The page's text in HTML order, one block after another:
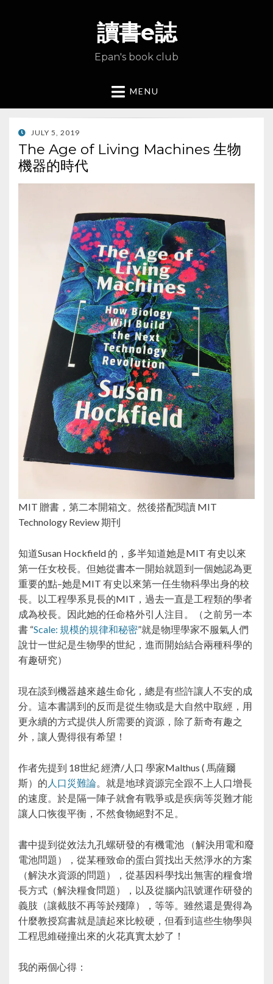
讀書e誌
Epan's book club
MENU
POSTED
ON
JULY 5, 2019
The Age of Living Machines 生物
機器的時代
MIT 贈書，第二本開箱文。然後搭配閱讀 MIT
Technology Review 期刊
知道Susan Hockfield 的，多半知道她是MIT 有史以來
第一任女校長。但她從書本一開始就題到一個她認為更
重要的點–她是MIT 有史以來第一任生物科學出身的校
長。以工程學系見長的MIT，過去一直是工程類的學者
成為校長。因此她的任命格外引人注目。（之前另一本
書 “Scale: 規模的規律和秘密”就是物理學家不服氣人們
說廿一世紀是生物學的世紀，進而開始結合兩種科學的
有趣研究）
現在談到機器越來越生命化，總是有些許讓人不安的成
分。這本書講到的反而是從生物或是大自然中取經，用
更永續的方式提供人所需要的資源，除了新奇有趣之
外，讓人覺得很有希望！
作者先提到 18世紀 經濟/人口 學家Malthus ( 馬薩爾
斯）的 人口災難論 。就是地球資源完全跟不上人口增長
的速度。於是隔一陣子就會有戰爭或是疾病等災難才能
讓人口恢復平衡，不然食物絕對不足。
書中提到從效法九孔螺研發的有機電池 （解決用電和廢
電池問題），從某種致命的蛋白質找出天然淨水的方案
（解決水資源的問題），從基因科學找出無害的糧食增
長方式（解決糧食問題），以及從腦內訊號運作研發的
義肢（讓截肢不再等於殘障），等等。雖然還是覺得為
什麼教授寫書就是讀起來比較硬，但看到這些生物學與
工程思維碰撞出來的火花真實太妙了！
我的兩個心得：